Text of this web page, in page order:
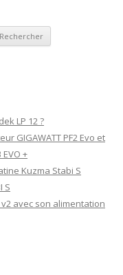
LP 12 ?
GIGAWATT PF2 Evo et
+
Kuzma Stabi S
S
v2 avec son alimentation